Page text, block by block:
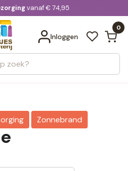
uur besteld
vanaf € 74,95
Inloggen
0
Bekijk alle resultaten
Zonnebrand